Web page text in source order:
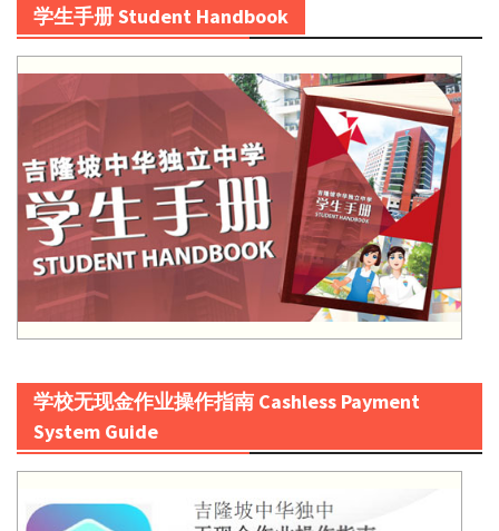
学生手册 Student Handbook
学校无现金作业操作指南 Cashless Payment
System Guide